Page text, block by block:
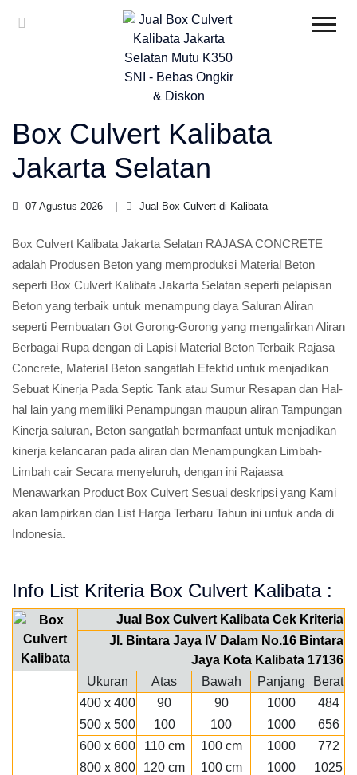
Box Culvert Kalibata
Jakarta Selatan
07 Agustus 2026 Jual Box Culvert di Kalibata
Box Culvert Kalibata Jakarta Selatan RAJASA CONCRETE
adalah Produsen Beton yang memproduksi Material Beton
seperti Box Culvert Kalibata Jakarta Selatan seperti pelapisan
Beton yang terbaik untuk menampung daya Saluran Aliran
seperti Pembuatan Got Gorong-Gorong yang mengalirkan Aliran
Berbagai Rupa dengan di Lapisi Material Beton Terbaik Rajasa
Concrete, Material Beton sangatlah Efektid untuk menjadikan
Sebuat Kinerja Pada Septic Tank atau Sumur Resapan dan Hal-
hal lain yang memiliki Penampungan maupun aliran Tampungan
Kinerja saluran, Beton sangatlah bermanfaat untuk menjadikan
kinerja kelancaran pada aliran dan Menampungkan Limbah-
Limbah cair Secara menyeluruh, dengan ini Rajaasa
Menawarkan Product Box Culvert Sesuai deskripsi yang Kami
akan lampirkan dan List Harga Terbaru Tahun ini untuk anda di
Indonesia.
Info List Kriteria Box Culvert Kalibata :
Jual Box Culvert Kalibata Cek Kriteria
Jl. Bintara Jaya IV Dalam No.16 Bintara
Jaya Kota Kalibata 17136
Ukuran
Atas Bawah Panjang
Berat
400 x 400
90 90 1000
484
500 x 500
100 100 1000
656
600 x 600
110 cm 100 cm 1000
772
800 x 800
120 cm 100 cm 1000
1025